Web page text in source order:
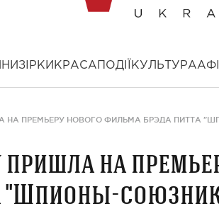
ЗІРКИ КРАСА ПОДІЇ КУЛЬТУРА
НА ПРЕМЬЕРУ НОВОГО ФИЛЬМА БРЭДА ПИТТА
на
"Шпионы-